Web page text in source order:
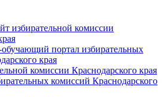
избирательной комиссии
портал избирательных
края
комиссии Краснодарского края
комиссий Краснодарского